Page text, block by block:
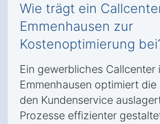
Wie trägt ein
Emmenhausen zur
Kostenoptimierung
Ein gewerbliches Callcenter
Emmenhausen optimiert
den Kundenservice
Prozesse effizienter